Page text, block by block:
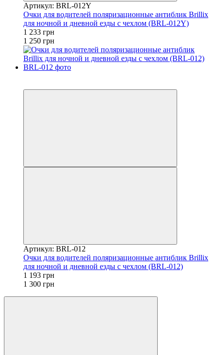
Артикул: BRL-012Y
Очки для водителей поляризационные антиблик Brillix
для ночной и дневной езды с чехлом (BRL-012Y)
1 233 грн
1 250 грн
Артикул: BRL-012
Очки для водителей поляризационные антиблик Brillix
для ночной и дневной езды с чехлом (BRL-012)
1 193 грн
1 300 грн